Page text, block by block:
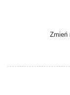
Zmień